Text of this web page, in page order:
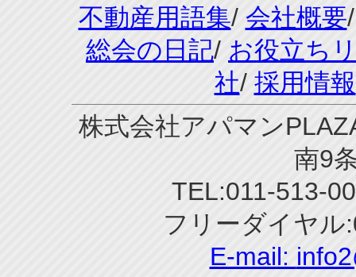
不動産用語集/ 会社概要
総会の日記/ お役立ち
社/ 採用情報
株式会社アパマン
南9
TEL:011-513-
フリーダイヤル
E-mail: